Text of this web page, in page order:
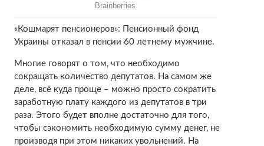
«Кошмарят пенсионеров»: Пенсионный фонд
Украины отказал в пенсии 60 летнему мужчине.
Многие говорят о том, что необходимо
сокращать количество депутатов. На самом же
деле, всё куда проще – можно просто сократить
заработную плату каждого из депутатов в три
раза. Этого будет вполне достаточно для того,
чтобы сэкономить необходимую сумму денег, не
производя при этом никаких увольнений. На